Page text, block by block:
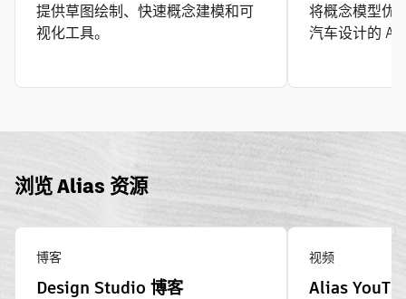
提供草图绘制、快速概念建模和可
视化工具。
将概念模型优
汽车设计的 A
浏览 Alias 资源
博客
Design Studio 博客
视频
Alias